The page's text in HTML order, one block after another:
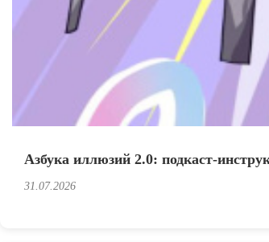
Азбука иллюзий 2.0: подкаст-
31.07.2026